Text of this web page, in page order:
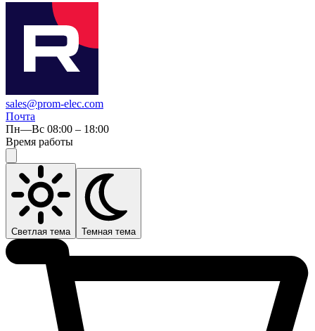
sales@prom-elec.com
Почта
Пн—Вс 08:00 – 18:00
Время работы
Светлая тема Темная тема